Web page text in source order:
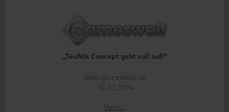
„Teufels Concept geht voll auf!“
www.gameswelt.de
10.02.2024
Mehr...